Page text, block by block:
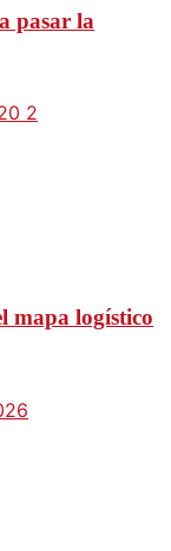
pasar la
2
mapa logístico